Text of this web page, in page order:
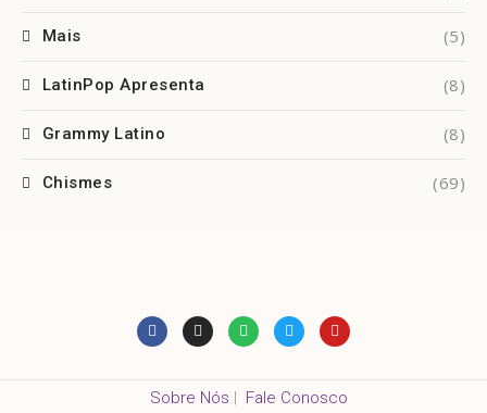
Mais (5)
LatinPop Apresenta (8)
Grammy Latino (8)
Chismes (69)
Sobre Nós Fale Conosco